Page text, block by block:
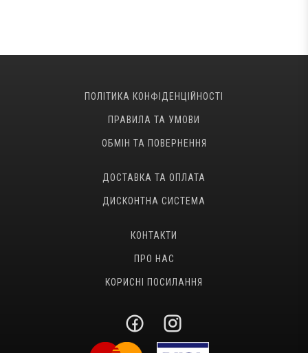
ПОЛІТИКА КОНФІДЕНЦІЙНОСТІ
ПРАВИЛА ТА УМОВИ
ОБМІН ТА ПОВЕРНЕННЯ
ДОСТАВКА ТА ОПЛАТА
ДИСКОНТНА СИСТЕМА
КОНТАКТИ
ПРО НАС
КОРИСНІ ПОСИЛАННЯ